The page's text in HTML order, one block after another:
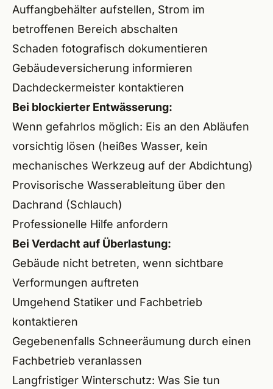
Auffangbehälter aufstellen, Strom im
betroffenen Bereich abschalten
Schaden fotografisch dokumentieren
Gebäudeversicherung informieren
Dachdeckermeister kontaktieren
Bei blockierter Entwässerung:
Wenn gefahrlos möglich: Eis an den Abläufen
vorsichtig lösen (heißes Wasser, kein
mechanisches Werkzeug auf der Abdichtung)
Provisorische Wasserableitung über den
Dachrand (Schlauch)
Professionelle Hilfe anfordern
Bei Verdacht auf Überlastung:
Gebäude nicht betreten, wenn sichtbare
Verformungen auftreten
Umgehend Statiker und Fachbetrieb
kontaktieren
Gegebenenfalls Schneeräumung durch einen
Fachbetrieb veranlassen
Langfristiger Winterschutz: Was Sie tun